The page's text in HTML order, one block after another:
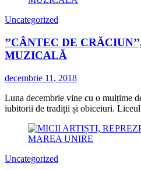
Uncategorized
’’CÂNTEC DE
MUZICALĂ
decembrie 11, 2018
Luna decembrie vine cu o mulțime
iubitorii de tradiții și obiceiuri.
Uncategorized